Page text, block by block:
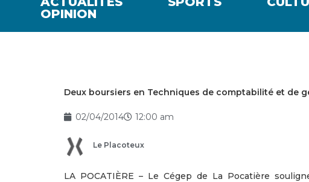
OPINION
Deux boursiers en Techniques de comptabilité et de
02/04/2014 12:00 am
Le Placoteux
LA POCATIÈRE – Le Cégep de La Pocatière